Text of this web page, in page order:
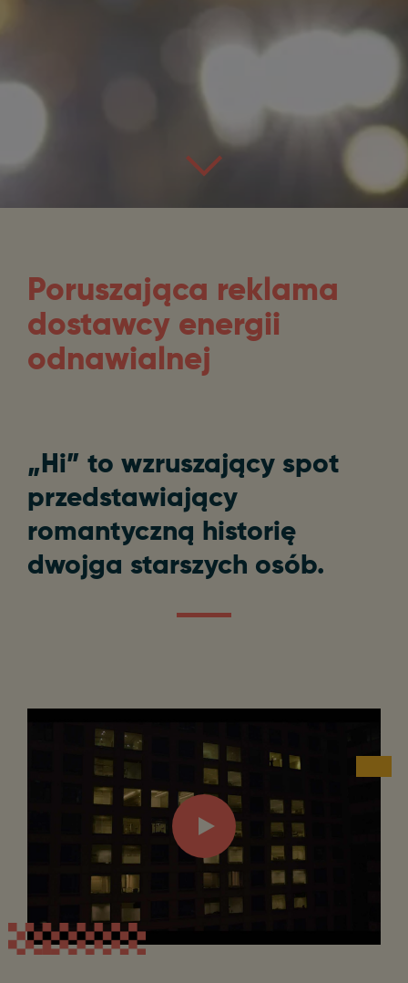
Poruszająca reklama
dostawcy energii
odnawialnej
„Hi” to wzruszający spot
przedstawiający
romantyczną historię
dwojga starszych osób.